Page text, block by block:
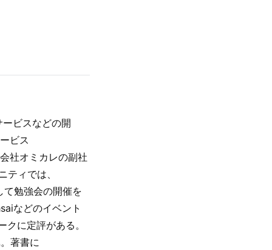
ビスなどの開
ビス
社オミカレの副社
ィでは、
勉強会の開催を
などのイベント
に定評がある。
著書に